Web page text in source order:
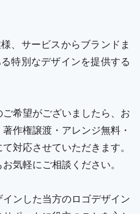
、サービスからブランドま
特別なデザインを提供する
希望がございましたら、お
作権譲渡・アレンジ無料・
対応させていただきます。
気軽にご相談ください。
ンした当方のロゴデザイン